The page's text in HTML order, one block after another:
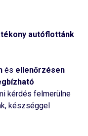
autóflottánk
és ellenőrzésen
kérdés felmerülne
készséggel